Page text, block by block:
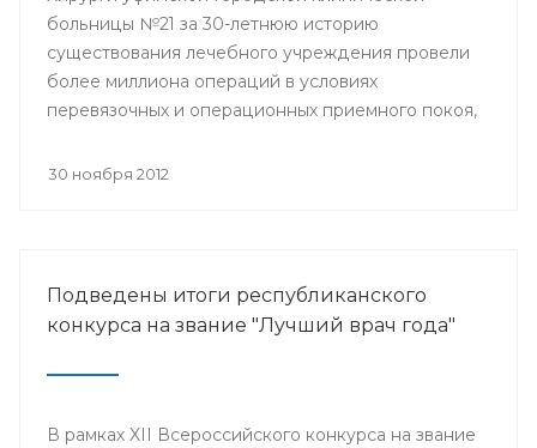
больницы №21 за 30-летнюю историю
существования лечебного учреждения провели
более миллиона операций в условиях
перевязочных и операционных приемного покоя,
вмешательств.
30 ноября 2012
Подведены итоги республиканского
конкурса на звание "Лучший врач года"
В рамках XII Всероссийского конкурса на звание